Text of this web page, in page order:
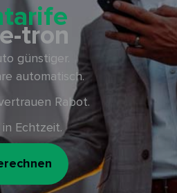
tron
günstiger.
automatisch.
Rabot.
Echtzeit.